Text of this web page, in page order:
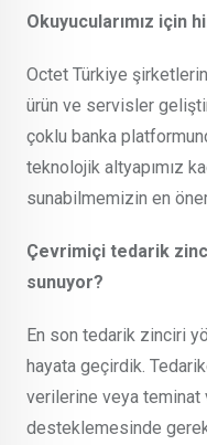
Okuyucularımız için
Octet Türkiye
ürün ve servisler
çoklu banka
teknolojik altyapımız
sunabilmemizin en
Çevrimiçi tedarik
sunuyor?
En son tedarik zinciri
hayata geçirdik.
verilerine veya teminat
desteklemesinde